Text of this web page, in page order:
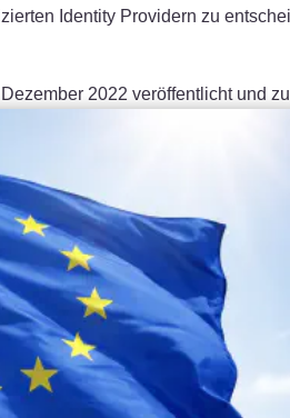
Identity Providern zu
2022 veröffentlicht und